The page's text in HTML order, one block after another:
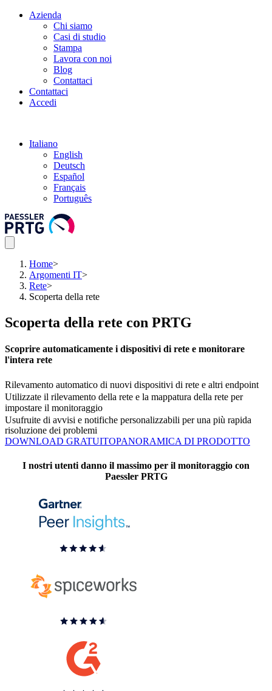
Azienda
Chi siamo
Casi di studio
Stampa
Lavora con noi
Blog
Contattaci
Contattaci
Accedi
Italiano
English
Deutsch
Español
Français
Português
Home>
Argomenti IT>
Rete>
Scoperta della rete
Scoperta della rete con PRTG
Scoprire automaticamente i dispositivi di rete e monitorare
l'intera rete
Rilevamento automatico di nuovi dispositivi di rete e altri endpoint
Utilizzate il rilevamento della rete e la mappatura della rete per
impostare il monitoraggio
Usufruite di avvisi e notifiche personalizzabili per una più rapida
risoluzione dei problemi
DOWNLOAD GRATUITOPANORAMICA DI PRODOTTO
I nostri utenti danno il massimo per il monitoraggio con
Paessler PRTG